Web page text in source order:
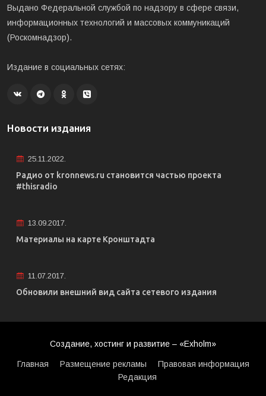
Выдано Федеральной службой по надзору в сфере связи,
информационных технологий и массовых коммуникаций
(Роскомнадзор).
Издание в социальных сетях:
Новости издания
25.11.2022.
Радио от kronnews.ru становится частью проекта
#thisradio
13.09.2017.
Материалы на карте Кронштадта
11.07.2017.
Обновили внешний вид сайта сетевого издания
Создание, хостинг и развитие – «Exholm»
Главная Размещение рекламы
Правовая информация
Редакция